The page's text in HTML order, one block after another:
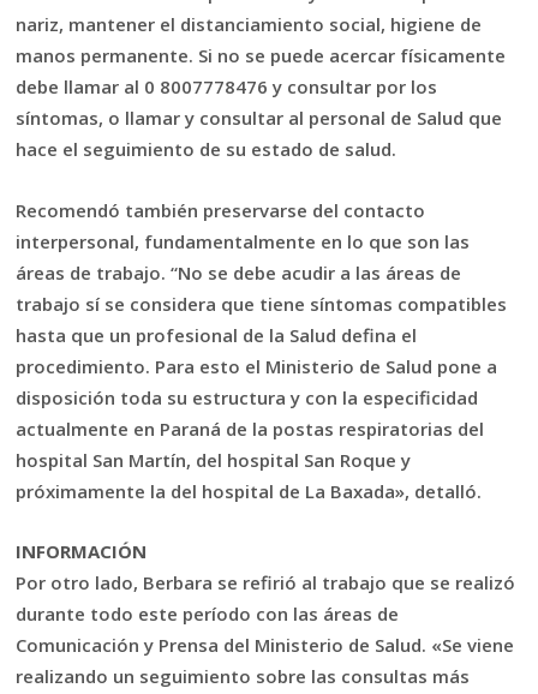
nariz, mantener el distanciamiento social, higiene de
manos permanente. Si no se puede acercar físicamente
debe llamar al 0 8007778476 y consultar por los
síntomas, o llamar y consultar al personal de Salud que
hace el seguimiento de su estado de salud.
Recomendó también preservarse del contacto
interpersonal, fundamentalmente en lo que son las
áreas de trabajo. “No se debe acudir a las áreas de
trabajo sí se considera que tiene síntomas compatibles
hasta que un profesional de la Salud defina el
procedimiento. Para esto el Ministerio de Salud pone a
disposición toda su estructura y con la especificidad
actualmente en Paraná de la postas respiratorias del
hospital San Martín, del hospital San Roque y
próximamente la del hospital de La Baxada», detalló.
INFORMACIÓN
Por otro lado, Berbara se refirió al trabajo que se realizó
durante todo este período con las áreas de
Comunicación y Prensa del Ministerio de Salud. «Se viene
realizando un seguimiento sobre las consultas más